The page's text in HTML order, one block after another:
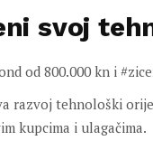
svoj
od 800.000 kn i
razvoj tehnološki
kupcima i ulagačima.